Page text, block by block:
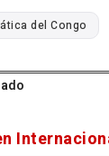
del Congo